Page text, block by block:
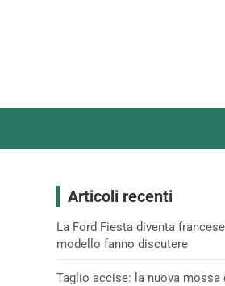
Articoli recenti
La Ford Fiesta diventa
modello fanno discutere
Taglio accise: la nuova mossa